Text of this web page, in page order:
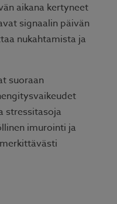
aikana kertyneet
signaalin päivän
nukahtamista ja
suoraan
stressitasoja
imurointi ja